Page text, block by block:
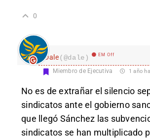
0
Dale(@dale) EM Off
Miembro de Ejecutiva 1 año
No es de extrañar el silencio
sindicatos ante el gobierno
que llegó Sánchez las
sindicatos se han multiplicado